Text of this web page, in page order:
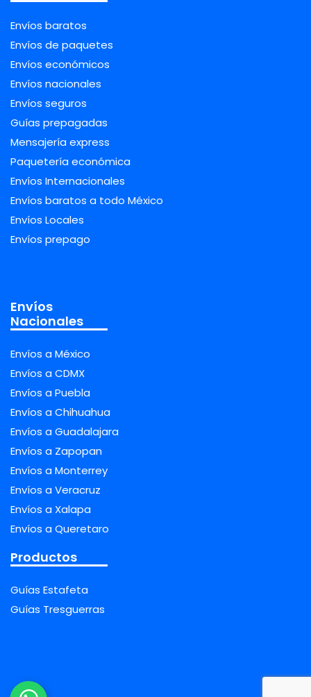
Envíos baratos
Envíos de paquetes
Envíos económicos
Envíos nacionales
Envíos seguros
Guías prepagadas
Mensajería express
Paquetería económica
Envíos Internacionales
Envíos baratos a todo México
Envíos Locales
Envíos prepago
Envíos
Nacionales
Envíos a México
Envíos a CDMX
Envíos a Puebla
Envíos a Chihuahua
Envíos a Guadalajara
Envíos a Zapopan
Envíos a Monterrey
Envíos a Veracruz
Envíos a Xalapa
Envíos a Queretaro
Productos
Guías Estafeta
Guías Tresguerras